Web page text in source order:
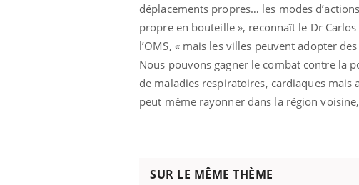
déplacements propres… les modes
propre en bouteille », reconnaît le Dr
l’OMS, « mais les villes peuvent adopter
Nous pouvons gagner le combat contre la
de maladies respiratoires, cardiaques
peut même rayonner dans la région voisine,
SUR LE MÊME THÈME